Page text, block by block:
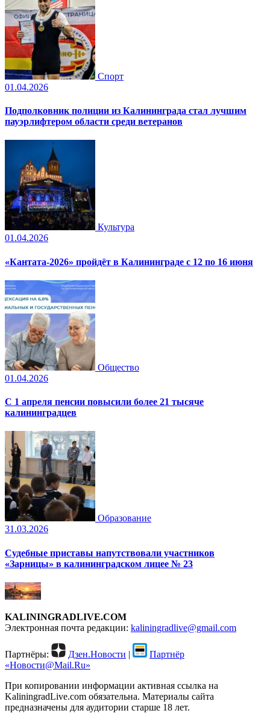
Спорт
01.04.2026
Подполковник полиции из Калининграда стал лучшим
пауэрлифтером области среди ветеранов
Культура
01.04.2026
«Кантата-2026» пройдёт в Калининграде с 12 по 16 июня
Общество
01.04.2026
С 1 апреля пенсии повысили более 21 тысяче
калининградцев
Образование
31.03.2026
Судебные приставы напутствовали участников
«Зарницы» в калининградском лицее № 23
KALININGRADLIVE.COM
Электронная почта редакции: kaliningradlive@gmail.com
Партнёры: Дзен.Новости |
Партнёр
«Новости@Mail.Ru»
При копировании информации активная ссылка на
KaliningradLive.com обязательна. Материалы сайта
предназначены для аудитории старше 18 лет.